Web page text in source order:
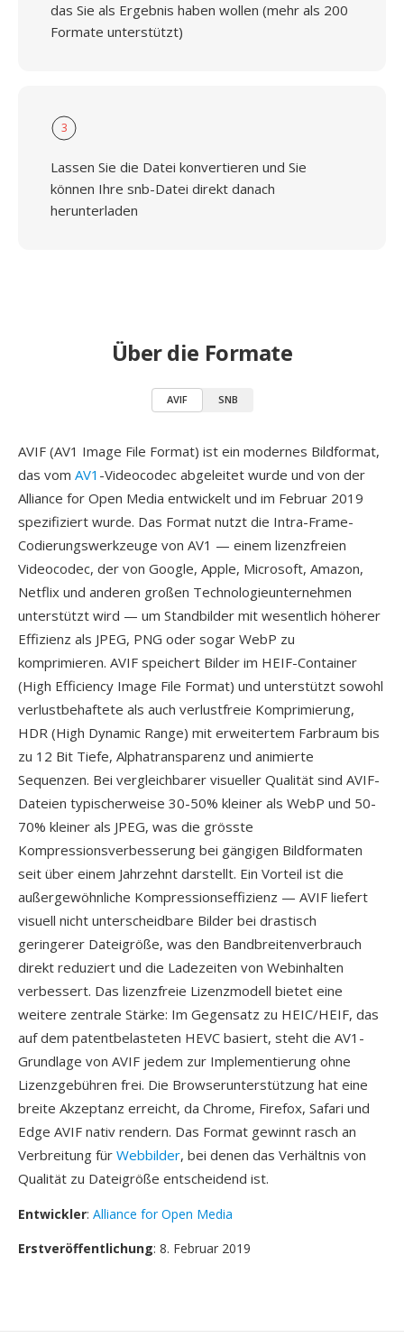
das Sie als Ergebnis haben wollen (mehr als 200
Formate unterstützt)
3
Lassen Sie die Datei konvertieren und Sie
können Ihre snb-Datei direkt danach
herunterladen
Über die Formate
AVIF SNB
AVIF (AV1 Image File Format) ist ein modernes Bildformat,
das vom AV1 -Videocodec abgeleitet wurde und von der
Alliance for Open Media entwickelt und im Februar 2019
spezifiziert wurde. Das Format nutzt die Intra-Frame-
Codierungswerkzeuge von AV1 — einem lizenzfreien
Videocodec, der von Google, Apple, Microsoft, Amazon,
Netflix und anderen großen Technologieunternehmen
unterstützt wird — um Standbilder mit wesentlich höherer
Effizienz als JPEG, PNG oder sogar WebP zu
komprimieren. AVIF speichert Bilder im HEIF-Container
(High Efficiency Image File Format) und unterstützt sowohl
verlustbehaftete als auch verlustfreie Komprimierung,
HDR (High Dynamic Range) mit erweitertem Farbraum bis
zu 12 Bit Tiefe, Alphatransparenz und animierte
Sequenzen. Bei vergleichbarer visueller Qualität sind AVIF-
Dateien typischerweise 30-50% kleiner als WebP und 50-
70% kleiner als JPEG, was die grösste
Kompressionsverbesserung bei gängigen Bildformaten
seit über einem Jahrzehnt darstellt. Ein Vorteil ist die
außergewöhnliche Kompressionseffizienz — AVIF liefert
visuell nicht unterscheidbare Bilder bei drastisch
geringerer Dateigröße, was den Bandbreitenverbrauch
direkt reduziert und die Ladezeiten von Webinhalten
verbessert. Das lizenzfreie Lizenzmodell bietet eine
weitere zentrale Stärke: Im Gegensatz zu HEIC/HEIF, das
auf dem patentbelasteten HEVC basiert, steht die AV1-
Grundlage von AVIF jedem zur Implementierung ohne
Lizenzgebühren frei. Die Browserunterstützung hat eine
breite Akzeptanz erreicht, da Chrome, Firefox, Safari und
Edge AVIF nativ rendern. Das Format gewinnt rasch an
Verbreitung für Webbilder, bei denen das Verhältnis von
Qualität zu Dateigröße entscheidend ist.
Entwickler: Alliance for Open Media
Erstveröffentlichung: 8. Februar 2019